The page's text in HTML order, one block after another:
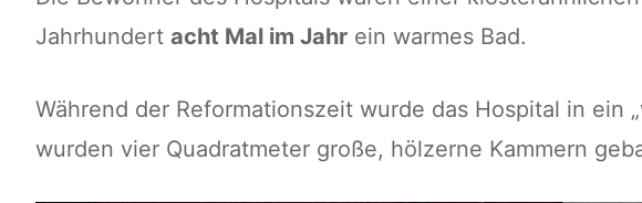
Jahrhundert acht Mal im Jahr ein warmes Bad.
Während der Reformationszeit wurde das Hospital in
wurden vier Quadratmeter große, hölzerne Kammern